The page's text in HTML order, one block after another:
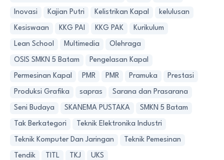
Inovasi Kajian Putri Kelistrikan Kapal kelulusan
Kesiswaan KKG PAI KKG PAK Kurikulum
Lean School Multimedia Olehraga
OSIS SMKN 5 Batam Pengelasan Kapal
Permesinan Kapal PMR PMR Pramuka Prestasi
Produksi Grafika sapras Sarana dan Prasarana
Seni Budaya SKANEMA PUSTAKA SMKN 5 Batam
Tak Berkategori Teknik Elektronika Industri
Teknik Komputer Dan Jaringan Teknik Pemesinan
Tendik TITL TKJ UKS